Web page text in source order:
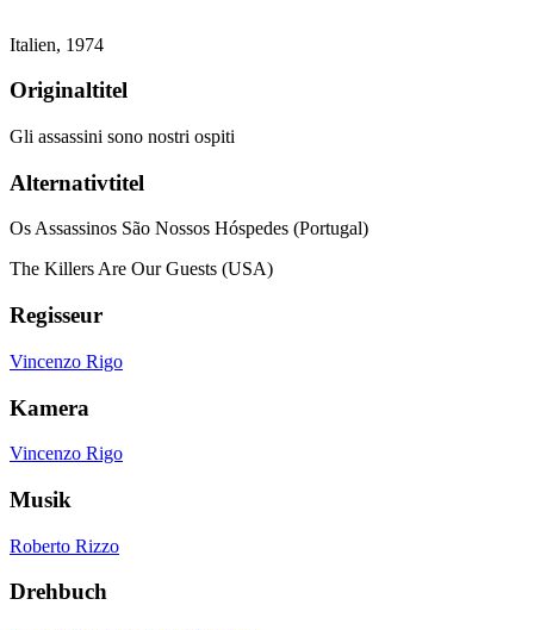
Italien, 1974
Originaltitel
Gli assassini sono nostri ospiti
Alternativtitel
Os Assassinos São Nossos Hóspedes (Portugal)
The Killers Are Our Guests (USA)
Regisseur
Vincenzo Rigo
Kamera
Vincenzo Rigo
Musik
Roberto Rizzo
Drehbuch